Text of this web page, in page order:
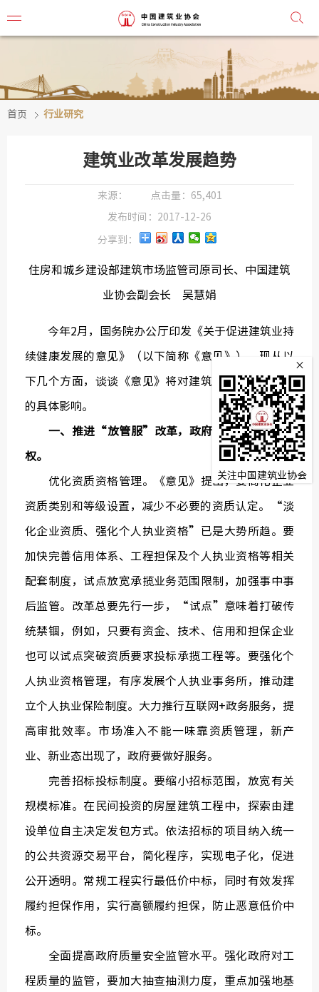
中国建
首页 行业研究
建筑业改革发展趋势
来源： 点击量： 65,401
发布时间： 2017-12-26
分享到：
住房和城乡建设部建筑市场监管司原司长、中国建筑
业协会副会长 吴慧娟
今年2月，国务院办公厅印发《关于促进建筑业持
续健康发展的意见》（以下简称《意见》）。现从以
下几个方面，谈谈《意见》将对建筑业深化改革带来
的具体影响。
一、推进“放管服”改革，政府将进一步简政放
权。
优化资质资格管理。《意见》提出，要简化企业
资质类别和等级设置，减少不必要的资质认定。“淡
化企业资质、强化个人执业资格”已是大势所趋。要
加快完善信用体系、工程担保及个人执业资格等相关
配套制度，试点放宽承揽业务范围限制，加强事中事
后监管。改革总要先行一步，“试点”意味着打破传
统禁锢，例如，只要有资金、技术、信用和担保企业
也可以试点突破资质要求投标承揽工程等。要强化个
人执业资格管理，有序发展个人执业事务所，推动建
立个人执业保险制度。大力推行互联网+政务服务，提
高审批效率。市场准入不能一味靠资质管理，新产
业、新业态出现了，政府要做好服务。
完善招标投标制度。要缩小招标范围，放宽有关
规模标准。在民间投资的房屋建筑工程中，探索由建
设单位自主决定发包方式。依法招标的项目纳入统一
的公共资源交易平台，简化程序，实现电子化，促进
公开透明。常规工程实行最低价中标，同时有效发挥
履约担保作用，实行高额履约担保，防止恶意低价中
标。
全面提高政府质量安全监管水平。强化政府对工
程质量的监管，要加大抽查抽测力度，重点加强地基
×
关注中国建筑业协会